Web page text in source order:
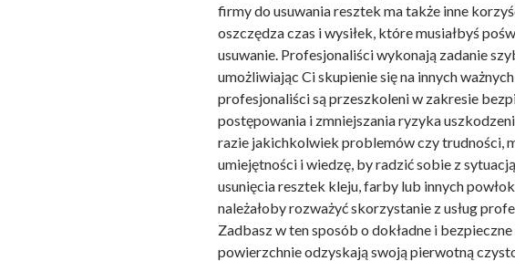
firmy do usuwania resztek ma także inne
oszczędza czas i wysiłek, które musiałbyś
usuwanie. Profesjonaliści wykonają zadanie
umożliwiając Ci skupienie się na innych
profesjonaliści są przeszkoleni w zakresie
postępowania i zmniejszania ryzyka
razie jakichkolwiek problemów czy trudności,
umiejętności i wiedzę, by radzić sobie z
usunięcia resztek kleju, farby lub innych
należałoby rozważyć skorzystanie z usług
Zadbasz w ten sposób o dokładne i bezpieczne
powierzchnie odzyskają swoją pierwotną